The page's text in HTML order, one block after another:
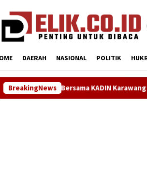
DAERAH NASIONAL POLITIK
BreakingNews
KADIN Karawang dan Metra-Net Perkuat